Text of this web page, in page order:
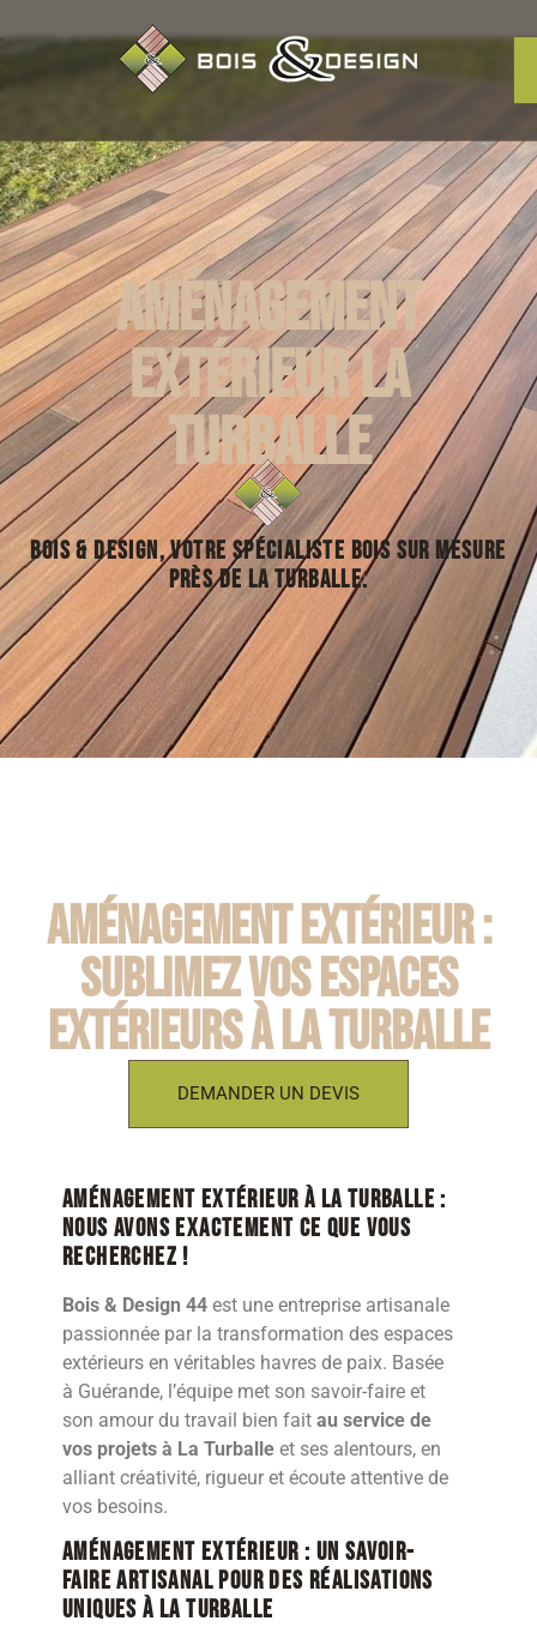
Aménagement
extérieur La
Turballe
Bois & Design, votre spécialiste bois sur mesure
près de La Turballe.
Aménagement extérieur :
Sublimez vos espaces
extérieurs à La Turballe
DEMANDER UN DEVIS
Aménagement extérieur à La Turballe :
nous avons exactement ce que vous
recherchez !
Bois & Design 44 est une entreprise artisanale
passionnée par la transformation des espaces
extérieurs en véritables havres de paix. Basée
à Guérande, l’équipe met son savoir-faire et
son amour du travail bien fait au service de
vos projets à La Turballe et ses alentours, en
alliant créativité, rigueur et écoute attentive de
vos besoins.
Aménagement extérieur : Un savoir-
faire artisanal pour des réalisations
uniques à La Turballe